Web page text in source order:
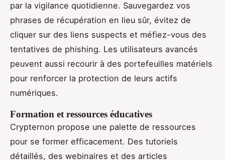
par la vigilance quotidienne. Sauvegardez vos
phrases de récupération en lieu sûr, évitez de
cliquer sur des liens suspects et méfiez-vous des
tentatives de phishing. Les utilisateurs avancés
peuvent aussi recourir à des portefeuilles matériels
pour renforcer la protection de leurs actifs
numériques.
Formation et ressources éducatives
Crypternon propose une palette de ressources
pour se former efficacement. Des tutoriels
détaillés, des webinaires et des articles